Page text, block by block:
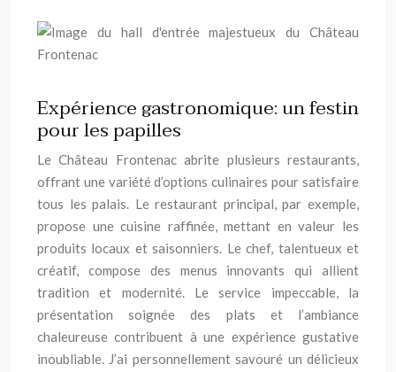
Expérience gastronomique: un festin
pour les papilles
Le Château Frontenac abrite plusieurs restaurants,
offrant une variété d’options culinaires pour satisfaire
tous les palais. Le restaurant principal, par exemple,
propose une cuisine raffinée, mettant en valeur les
produits locaux et saisonniers. Le chef, talentueux et
créatif, compose des menus innovants qui allient
tradition et modernité. Le service impeccable, la
présentation soignée des plats et l’ambiance
chaleureuse contribuent à une expérience gustative
inoubliable. J’ai personnellement savouré un délicieux